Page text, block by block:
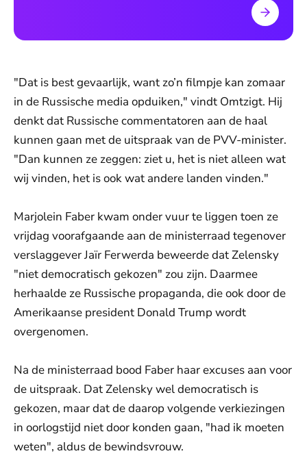
"Dat is best gevaarlijk, want zo’n filmpje kan zomaar
in de Russische media opduiken," vindt Omtzigt. Hij
denkt dat Russische commentatoren aan de haal
kunnen gaan met de uitspraak van de PVV-minister.
"Dan kunnen ze zeggen: ziet u, het is niet alleen wat
wij vinden, het is ook wat andere landen vinden."
Marjolein Faber kwam onder vuur te liggen toen ze
vrijdag voorafgaande aan de ministerraad tegenover
verslaggever Jaïr Ferwerda beweerde dat Zelensky
"niet democratisch gekozen" zou zijn. Daarmee
herhaalde ze Russische propaganda, die ook door de
Amerikaanse president Donald Trump wordt
overgenomen.
Na de ministerraad bood Faber haar excuses aan voor
de uitspraak. Dat Zelensky wel democratisch is
gekozen, maar dat de daarop volgende verkiezingen
in oorlogstijd niet door konden gaan, "had ik moeten
weten", aldus de bewindsvrouw.